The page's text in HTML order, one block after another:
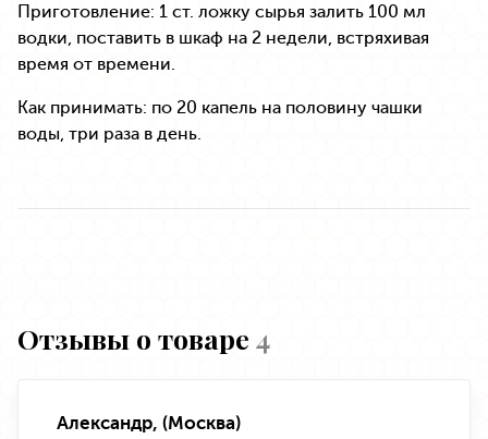
Приготовление: 1 ст. ложку сырья залить 100 мл
водки, поставить в шкаф на 2 недели, встряхивая
время от времени.
Как принимать: по 20 капель на половину чашки
воды, три раза в день.
Отзывы о товаре 4
Александр, (Москва)